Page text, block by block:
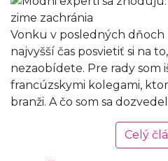
Vonku v posledných dňoch
najvyšší čas posvietiť si na
nezaobídete. Pre rady som
francúzskymi kolegami,
branži. A čo som sa
Celý